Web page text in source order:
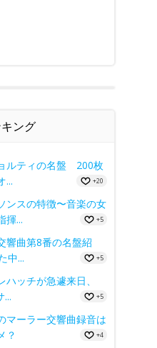
ング
ルティの名盤 200枚
...
+20
ンスの特徴〜音楽の女
揮...
+5
響曲第8番の名盤紹
中...
+5
ハッチが急遽来日、
...
+5
マーラー交響曲録音は
？
+4